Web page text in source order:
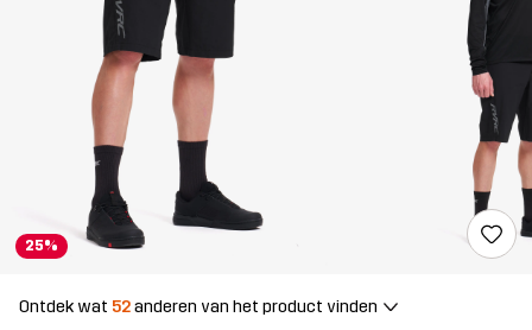
25%
Ontdek wat 52anderen van het product vinden